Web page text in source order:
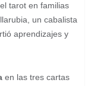
tarot en familias
un cabalista
aprendizajes y
en las tres cartas